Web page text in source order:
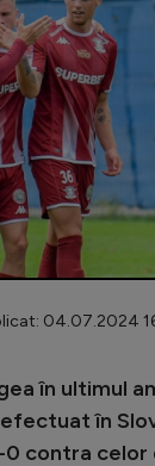
2
României
Națională
feminin
04.07.2024
în ultimul
în
0 contra celor